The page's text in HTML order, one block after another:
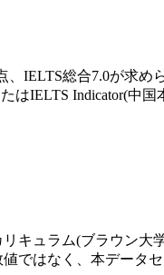
IELTS総合7.0が求
IELTS Indicator(中国
キュラム(ブラウン
ではなく、本データ